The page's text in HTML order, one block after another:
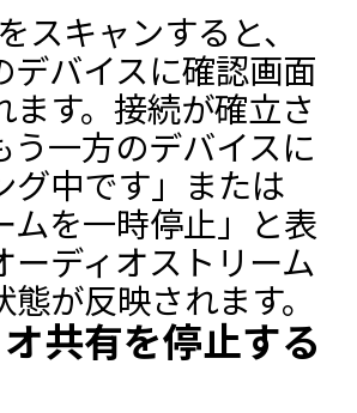
スキャンすると、
デバイスに確認画面
ます。接続が確立さ
う一方のデバイスに
グ中です」または
ムを一時停止」と表
ーディオストリーム
が反映されます。
共有を停止する